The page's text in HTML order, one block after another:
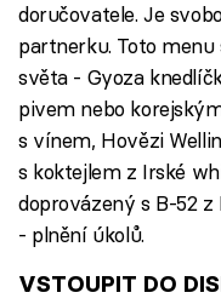
Sledujte nás
doručovatele. Je
partnerku. Toto
světa - Gyoza
pivem nebo
s vínem, Hovězi
s koktejlem z Irské
doprovázený s B-52 z
- plnění úkolů.
VSTOUPIT DO